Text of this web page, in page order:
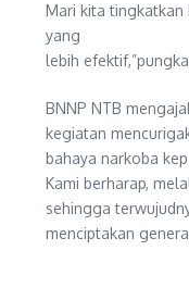
Mari kita
yang
lebih
BNNP NTB
kegiatan
bahaya narkoba
Kami berharap,
sehingga
menciptakan